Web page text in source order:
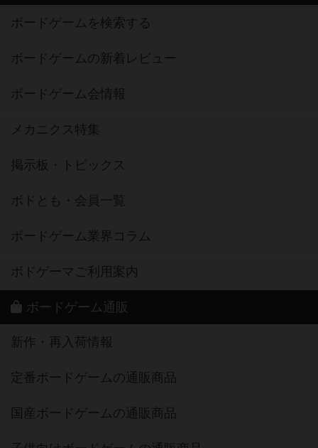
ボードゲームを検索する
ボードゲームの新着レビュー
ボードゲーム会情報
メカニクス特集
掲示板・トピックス
ボドとも・会員一覧
ボードゲーム業界コラム
ボドゲーマご利用案内
ボードゲーム通販
新作・再入荷情報
定番ボードゲームの通販商品
国産ボードゲームの通販商品